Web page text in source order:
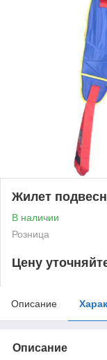
Жилет
В наличии
Розница
Цену
Описание
Описание